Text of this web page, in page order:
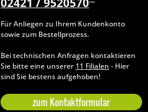
Für Anliegen zu Ihrem Kundenkonto
sowie zum Bestellprozess.
Bei technischen Anfragen kontaktieren
Sie bitte eine unserer 11 Filialen - Hier
sind Sie bestens aufgehoben!
zum Kontaktformular